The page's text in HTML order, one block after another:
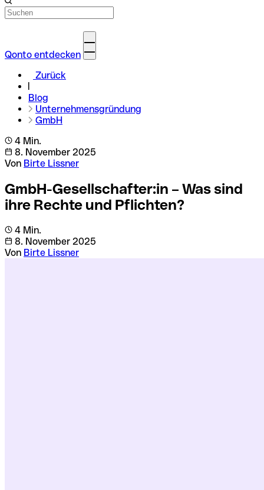
Qonto entdecken
Zurück
Blog
Unternehmensgründung
GmbH
4 Min.
8. November 2025
Von Birte Lissner
GmbH-Gesellschafter:in – Was sind
ihre Rechte und Pflichten?
4 Min.
8. November 2025
Von Birte Lissner